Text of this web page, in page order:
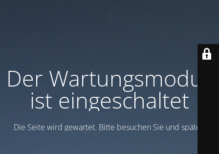
Der Wartungsmodus
ist eingeschaltet
Die Seite wird gewartet. Bitte besuchen Sie und später.